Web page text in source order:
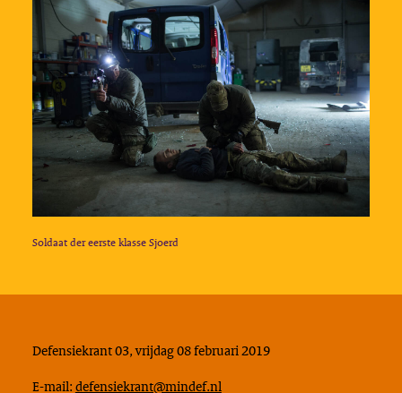
Soldaat der eerste klasse Sjoerd
Defensiekrant 03, vrijdag 08 februari 2019
E-mail: defensiekrant@mindef.nl